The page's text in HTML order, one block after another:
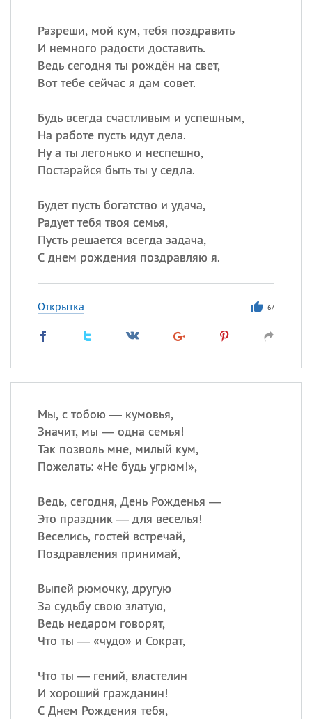
Разреши, мой кум, тебя поздравить
И немного радости доставить.
Ведь сегодня ты рождён на свет,
Вот тебе сейчас я дам совет.
Будь всегда счастливым и успешным,
На работе пусть идут дела.
Ну а ты легонько и неспешно,
Постарайся быть ты у седла.
Будет пусть богатство и удача,
Радует тебя твоя семья,
Пусть решается всегда задача,
С днем рождения поздравляю я.
Открытка 67
Мы, с тобою — кумовья,
Значит, мы — одна семья!
Так позволь мне, милый кум,
Пожелать: «Не будь угрюм!»,
Ведь, сегодня, День Рожденья —
Это праздник — для веселья!
Веселись, гостей встречай,
Поздравления принимай,
Выпей рюмочку, другую
За судьбу свою златую,
Ведь недаром говорят,
Что ты — «чудо» и Сократ,
Что ты — гений, властелин
И хороший гражданин!
С Днем Рождения тебя,